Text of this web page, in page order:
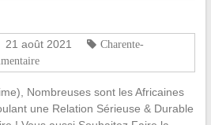
21 août 2021
Charente-
Nombreuses sont les Africaines
une Relation Sérieuse & Durable